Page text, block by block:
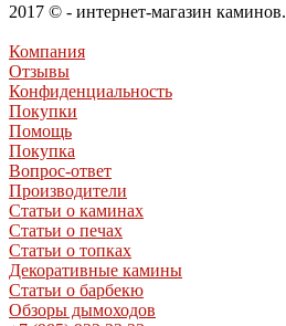
2017 © - интернет-магазин каминов.
Компания
Отзывы
Конфиденциальность
Покупки
Помощь
Покупка
Вопрос-ответ
Производители
Статьи о каминах
Статьи о печах
Статьи о топках
Декоративные камины
Статьи о барбекю
Обзоры дымоходов